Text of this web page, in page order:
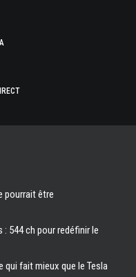
pourrait être
544 ch pour redéfinir le
qui fait mieux que le Tesla